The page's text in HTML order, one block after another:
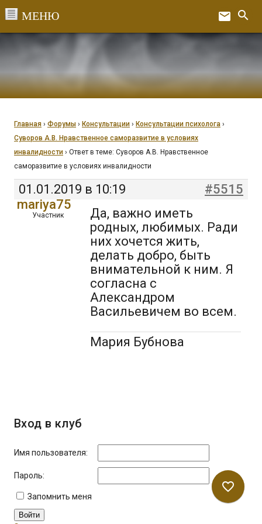
email search
Главная › Форумы › Консультации › Консультации психолога ›
Суворов А.В. Нравственное саморазвитие в условиях
инвалидности › Ответ в теме: Суворов А.В. Нравственное
саморазвитие в условиях инвалидности
01.01.2019 в 10:19
#5515
mariya75
Участник
Да, важно иметь
родных, любимых. Ради
них хочется жить,
делать добро, быть
внимательной к ним. Я
согласна с
Александром
Васильевичем во всем.
Мария Бубнова
Вход в клуб
Имя пользователя:
Пароль:
Запомнить меня
Войти
favorite_border